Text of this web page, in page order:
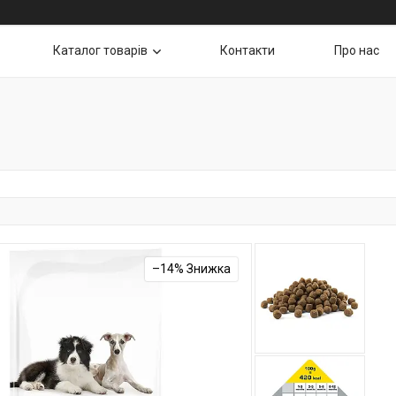
Каталог товарів Контакти Про нас
–14%